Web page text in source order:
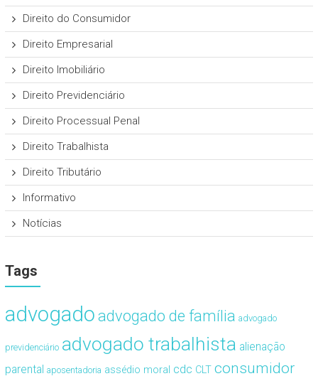
Direito do Consumidor
Direito Empresarial
Direito Imobiliário
Direito Previdenciário
Direito Processual Penal
Direito Trabalhista
Direito Tributário
Informativo
Notícias
Tags
advogado advogado de família advogado
previdenciário advogado trabalhista alienação
parental aposentadoria assédio moral cdc CLT consumidor